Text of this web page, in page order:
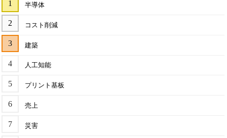
半導体
コスト削減
建築
人工知能
プリント基板
売上
災害